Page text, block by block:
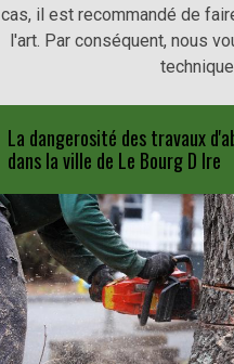
cas, il est recommandé de
l'art. Par conséquent, nous
La dangerosité des travaux
dans la ville de Le Bourg D Ire